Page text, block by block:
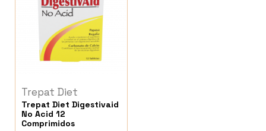
Trepat Diet
Trepat Diet Digestivaid
No Acid 12
Comprimidos